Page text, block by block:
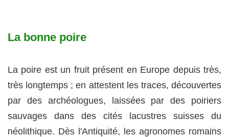
La bonne poire
La poire est un fruit présent en Europe depuis très,
très longtemps ; en attestent les traces, découvertes
par des archéologues, laissées par des poiriers
sauvages dans des cités lacustres suisses du
néolithique. Dès l'Antiquité, les agronomes romains